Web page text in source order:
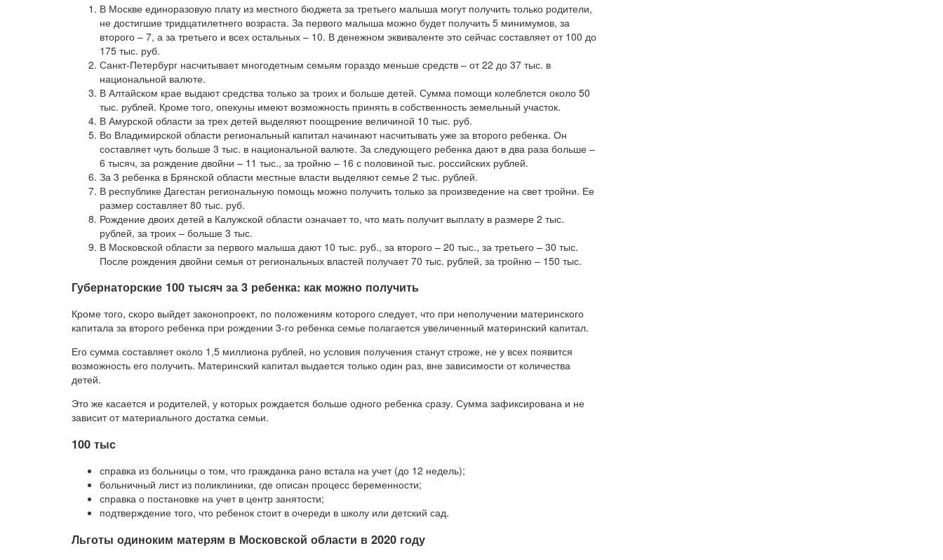
В Москве единоразовую плату из местного бюджета за третьего малыша могут получить только родители,
не достигшие тридцатилетнего возраста. За первого малыша можно будет получить 5 минимумов, за
второго – 7, а за третьего и всех остальных – 10. В денежном эквиваленте это сейчас составляет от 100 до
175 тыс. руб.
Санкт-Петербург насчитывает многодетным семьям гораздо меньше средств – от 22 до 37 тыс. в
национальной валюте.
В Алтайском крае выдают средства только за троих и больше детей. Сумма помощи колеблется около 50
тыс. рублей. Кроме того, опекуны имеют возможность принять в собственность земельный участок.
В Амурской области за трех детей выделяют поощрение величиной 10 тыс. руб.
Во Владимирской области региональный капитал начинают насчитывать уже за второго ребенка. Он
составляет чуть больше 3 тыс. в национальной валюте. За следующего ребенка дают в два раза больше –
6 тысяч, за рождение двойни – 11 тыс., за тройню – 16 с половиной тыс. российских рублей.
За 3 ребенка в Брянской области местные власти выделяют семье 2 тыс. рублей.
В республике Дагестан региональную помощь можно получить только за произведение на свет тройни. Ее
размер составляет 80 тыс. руб.
Рождение двоих детей в Калужской области означает то, что мать получит выплату в размере 2 тыс.
рублей, за троих – больше 3 тыс.
В Московской области за первого малыша дают 10 тыс. руб., за второго – 20 тыс., за третьего – 30 тыс.
После рождения двойни семья от региональных властей получает 70 тыс. рублей, за тройню – 150 тыс.
Губернаторские 100 тысяч за 3 ребенка: как можно получить
Кроме того, скоро выйдет законопроект, по положениям которого следует, что при неполучении материнского
капитала за второго ребенка при рождении 3-го ребенка семье полагается увеличенный материнский капитал.
Его сумма составляет около 1,5 миллиона рублей, но условия получения станут строже, не у всех появится
возможность его получить. Материнский капитал выдается только один раз, вне зависимости от количества
детей.
Это же касается и родителей, у которых рождается больше одного ребенка сразу. Сумма зафиксирована и не
зависит от материального достатка семьи.
100 тыс
справка из больницы о том, что гражданка рано встала на учет (до 12 недель);
больничный лист из поликлиники, где описан процесс беременности;
справка о постановке на учет в центр занятости;
подтверждение того, что ребенок стоит в очереди в школу или детский сад.
Льготы одиноким матерям в Московской области в 2020 году